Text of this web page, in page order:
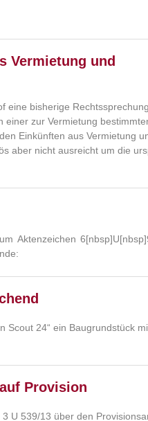
Vermietung und
eine bisherige
zur Vermietung
Einkünften aus Vermietung
aber nicht ausreicht um die
Aktenzeichen
24“ ein Baugrundstück
Provision
U 539/13 über den